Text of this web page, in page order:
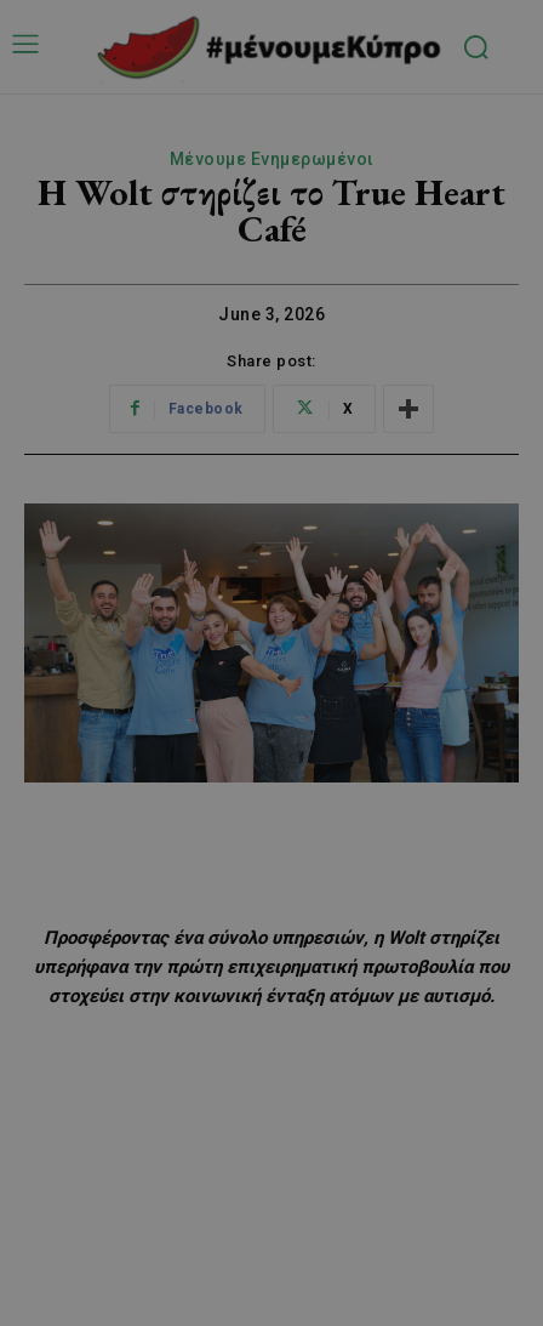
Μένουμε Ενημερωμένοι
Η Wolt στηρίζει το True Ηeart
Café
June 3, 2026
Share post:
Facebook X
Προσφέροντας ένα σύνολο υπηρεσιών, η Woltστηρίζει
υπερήφανα την πρώτη επιχειρηματική πρωτοβουλία που
στοχεύει στην κοινωνική ένταξη ατόμων με αυτισμό.